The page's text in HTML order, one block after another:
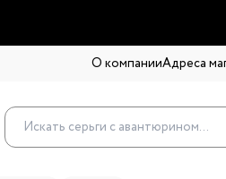
О компанииАдреса